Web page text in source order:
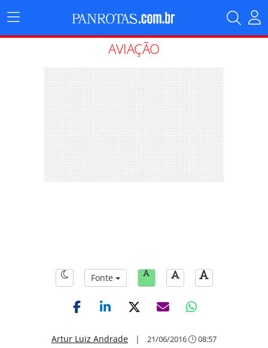
Menu
Principal
AVIAÇÃO
Fonte
Artur Luiz Andrade | 21/06/2016 08:57